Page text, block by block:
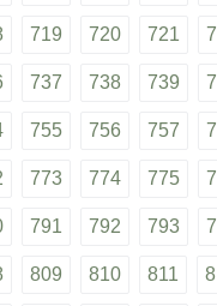
719 720 721
737 738 739
755 756 757
773 774 775
791 792 793
809 810 811